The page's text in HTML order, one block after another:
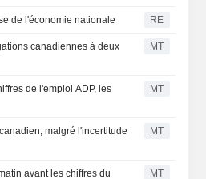
de l'économie nationale RE
canadiennes à deux
MT
de l'emploi ADP, les
MT
malgré l'incertitude
MT
avant les chiffres du
MT